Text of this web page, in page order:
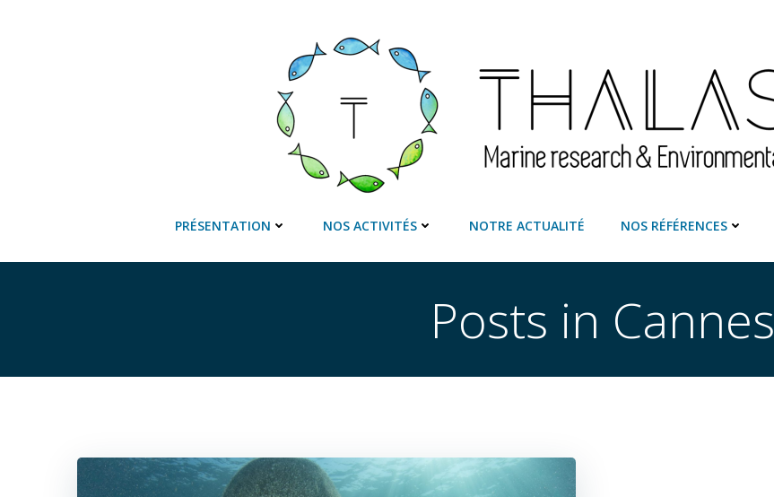
PRÉSENTATION NOS ACTIVITÉS NOTRE ACTUALITÉ NOS RÉFÉRENCES
Posts in Cannes